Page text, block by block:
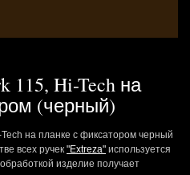
115, Hi-Tech на
(черный)
на планке с фиксатором черный
всех ручек "Extreza" используется
изделие получает